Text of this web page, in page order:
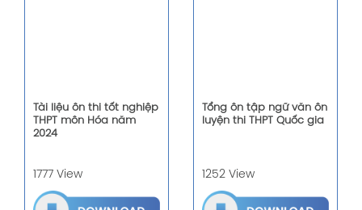
Tài liệu ôn thi tốt nghiệp
THPT môn Hóa năm
2024
1777 View
Tổng ôn tập ngữ văn ôn
luyện thi THPT Quốc gia
1252 View